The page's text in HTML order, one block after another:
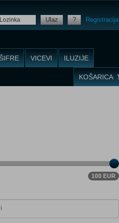
Ulaz ? Registracija
VICEVI ILUZIJE
KOŠARICA
100 EUR